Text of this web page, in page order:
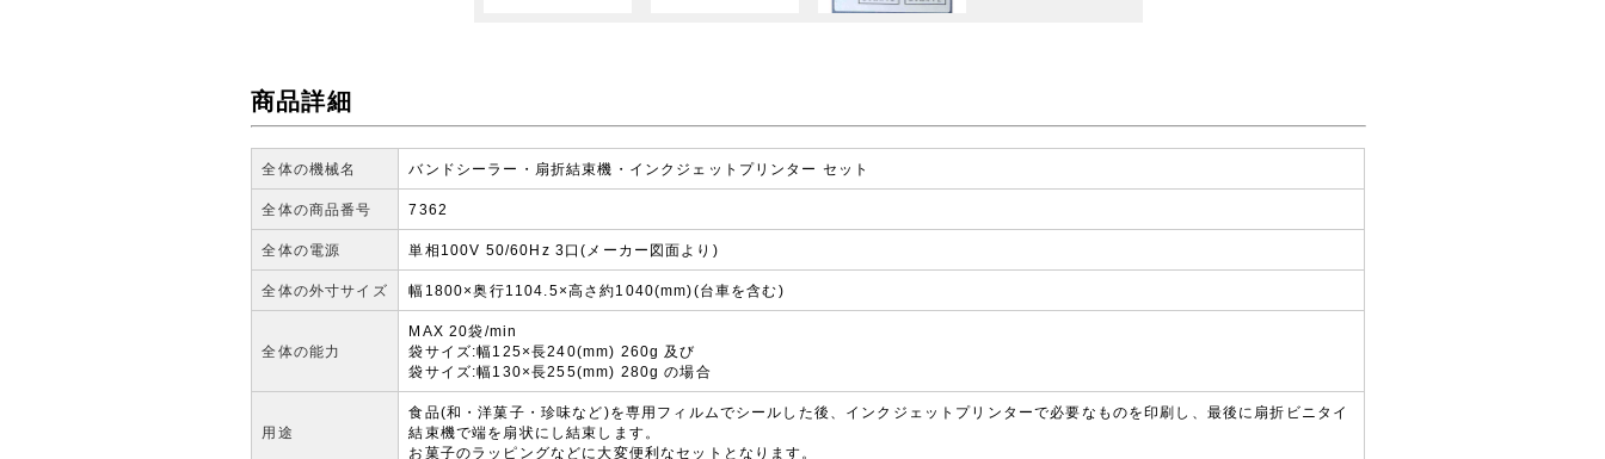
商品詳細
全体の機械名 バンドシーラー・扇折結束機・インクジェットプリンター セット
全体の商品番号 7362
全体の電源 単相100V 50/60Hz 3口(メーカー図面より)
全体の外寸サイズ 幅1800×奥行1104.5×高さ約1040(mm)(台車を含む)
全体の能力
MAX 20袋/min
袋サイズ:幅125×長240(mm) 260g 及び
袋サイズ:幅130×長255(mm) 280g の場合
用途
食品(和・洋菓子・珍味など)を専用フィルムでシールした後、インクジェットプリンターで必要なものを印刷し、最後に扇折ビニタイ
結束機で端を扇状にし結束します。
お菓子のラッピングなどに大変便利なセットとなります。